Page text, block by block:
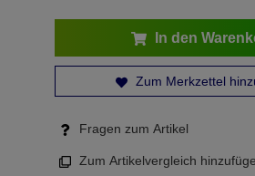
In den
Zum Merkzettel
Fragen zum Artikel
Zum Artikelvergleich